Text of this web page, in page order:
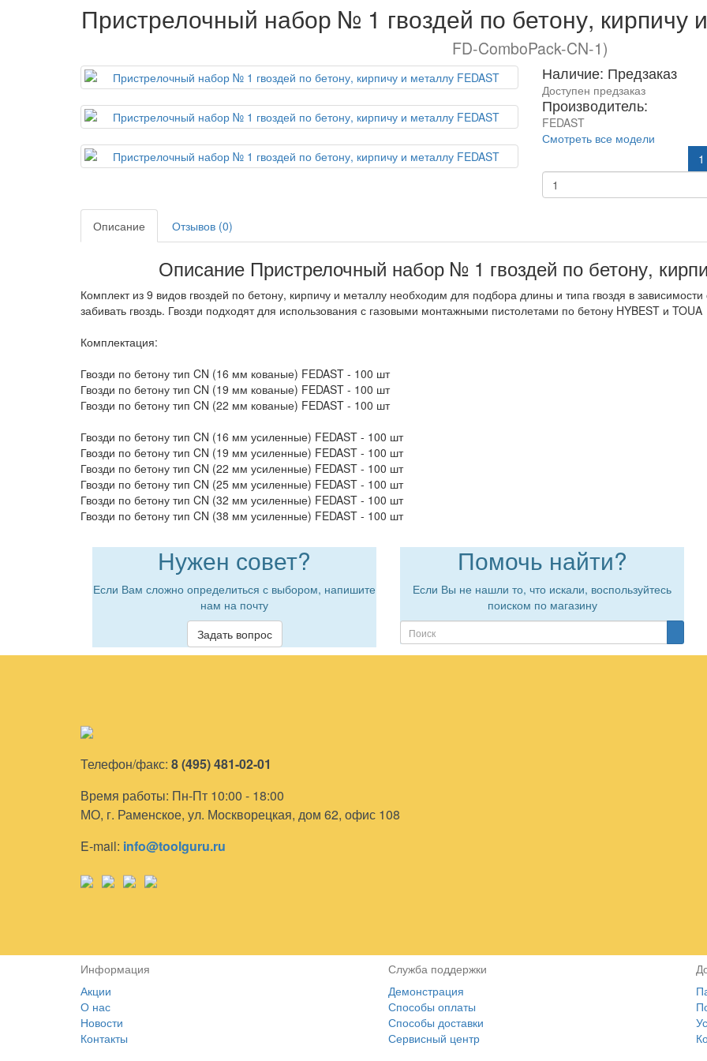
Пристрелочный набор № 1 гвоздей по бетону, кирпичу
FD-ComboPack-CN-1)
Наличие: Предзаказ
Доступен предзаказ
Производитель:
FEDAST
Смотреть все модели
Описание Отзывов (0)
Описание Пристрелочный набор № 1 гвоздей по бетону,
Комплект из 9 видов гвоздей по бетону, кирпичу и металлу необходим для подбора длины и типа гвоздя в
забивать гвоздь. Гвозди подходят для использования с газовыми монтажными пистолетами по бетону HYBEST и TOUA
Комплектация:
Гвозди по бетону тип CN (16 мм кованые) FEDAST - 100 шт
Гвозди по бетону тип CN (19 мм кованые) FEDAST - 100 шт
Гвозди по бетону тип CN (22 мм кованые) FEDAST - 100 шт
Гвозди по бетону тип CN (16 мм усиленные) FEDAST - 100 шт
Гвозди по бетону тип CN (19 мм усиленные) FEDAST - 100 шт
Гвозди по бетону тип CN (22 мм усиленные) FEDAST - 100 шт
Гвозди по бетону тип CN (25 мм усиленные) FEDAST - 100 шт
Гвозди по бетону тип CN (32 мм усиленные) FEDAST - 100 шт
Гвозди по бетону тип CN (38 мм усиленные) FEDAST - 100 шт
Нужен совет?
Если Вам сложно определиться с выбором, напишите
нам на почту
Задать вопрос
Помочь найти?
Если Вы не нашли то, что искали, воспользуйтесь
поиском по магазину
Телефон/факс: 8 (495) 481-02-01
Время работы: Пн-Пт 10:00 - 18:00
МО, г. Раменское, ул. Москворецкая, дом 62, офис 108
E-mail: info@toolguru.ru
Информация
Акции
О нас
Новости
Контакты
Служба поддержки
Демонстрация
Способы оплаты
Способы доставки
Сервисный центр